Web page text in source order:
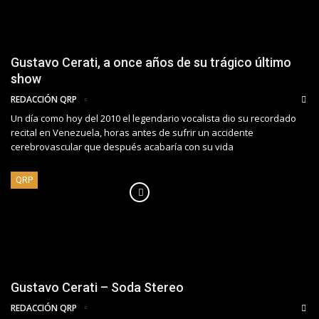
Gustavo Cerati, a once años de su trágico último
show
REDACCIÓN QRP
Un día como hoy del 2010 el legendario vocalista dio su recordado
recital en Venezuela, horas antes de sufrir un accidente
cerebrovascular que después acabaría con su vida
QRP
Gustavo Cerati – Soda Stereo
REDACCIÓN QRP